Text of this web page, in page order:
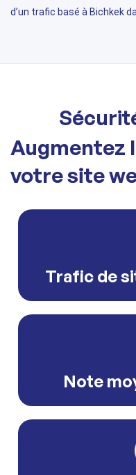
d’un trafic basé à Bichkek
Augmentez
votre site
Trafic de
Note